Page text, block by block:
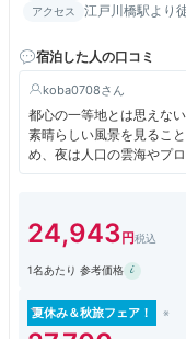
アクセス
江戸川橋駅より
宿泊した人の口コミ
koba0708
都心の一等地とは思えな
素晴らしい風景を見るこ
め、夜は人口の雲海やプ
も広くてとてもおしゃれ
24,943
1名あたり 参考価格
夏休み＆秋旅フェア！